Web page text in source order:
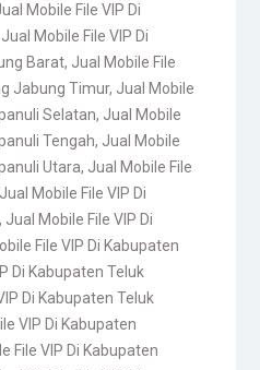
Mobile File VIP Di
Jual Mobile File VIP Di
Barat, Jual Mobile File
Jabung Timur, Jual Mobile
Selatan, Jual Mobile
Tengah, Jual Mobile
Utara, Jual Mobile File
Jual Mobile File VIP Di
, Jual Mobile File VIP Di
File VIP Di Kabupaten
Di Kabupaten Teluk
Di Kabupaten Teluk
VIP Di Kabupaten
File VIP Di Kabupaten